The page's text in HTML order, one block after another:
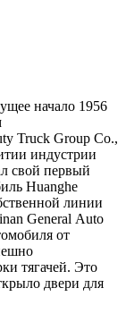
начало 1956
Truck Group Co.,
индустрии
свой первый
Huanghe
линии
General Auto
от
тягачей. Это
двери для